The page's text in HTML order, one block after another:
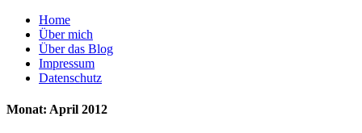
Home
Über mich
Über das Blog
Impressum
Datenschutz
Monat: April 2012